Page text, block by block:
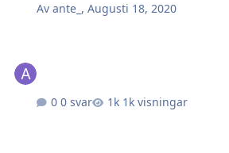
Avante_ ,Augusti 18, 2020
0 svar 1k visningar